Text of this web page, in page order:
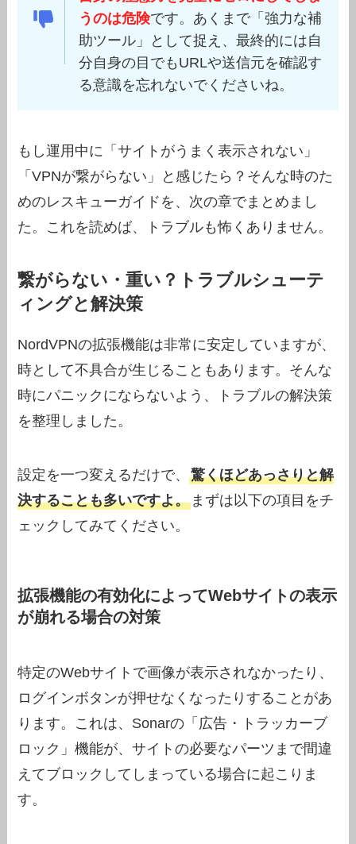
うのは危険です。あくまで「強力な補
助ツール」として捉え、最終的には自
分自身の目でもURLや送信元を確認す
る意識を忘れないでくださいね。
もし運用中に「サイトがうまく表示されない」
「VPNが繋がらない」と感じたら？そんな時のた
めのレスキューガイドを、次の章でまとめまし
た。これを読めば、トラブルも怖くありません。
繋がらない・重い？トラブルシューテ
ィングと解決策
NordVPNの拡張機能は非常に安定していますが、
時として不具合が生じることもあります。そんな
時にパニックにならないよう、トラブルの解決策
を整理しました。
設定を一つ変えるだけで、驚くほどあっさりと解
決することも多いですよ。 まずは以下の項目をチ
ェックしてみてください。
拡張機能の有効化によってWebサイトの表示
が崩れる場合の対策
特定のWebサイトで画像が表示されなかったり、
ログインボタンが押せなくなったりすることがあ
ります。これは、Sonarの「広告・トラッカーブ
ロック」機能が、サイトの必要なパーツまで間違
えてブロックしてしまっている場合に起こりま
す。